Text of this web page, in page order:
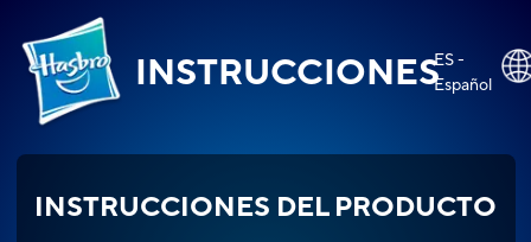
INSTRUCCIONESES -
Español
INSTRUCCIONES DEL PRODUCTO